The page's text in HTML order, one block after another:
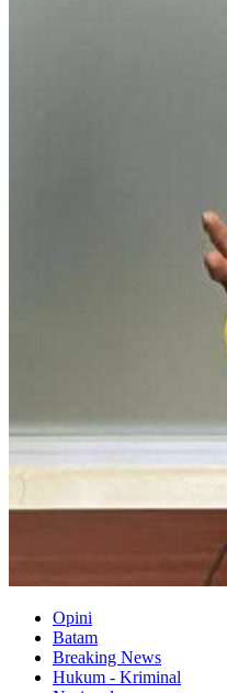
Opini
Batam
Breaking News
Hukum - Kriminal